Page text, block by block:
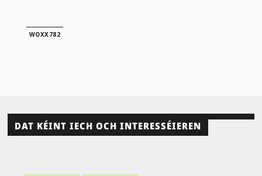
WOXX782
DAT KÉINT IECH OCH INTERESSÉIEREN